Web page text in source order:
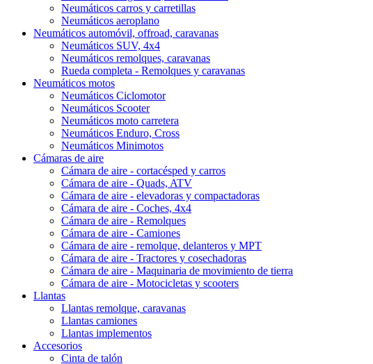
Neumáticos carros y carretillas
Neumáticos aeroplano
Neumáticos automóvil, offroad, caravanas
Neumáticos SUV, 4x4
Neumáticos remolques, caravanas
Rueda completa - Remolques y caravanas
Neumáticos motos
Neumáticos Ciclomotor
Neumáticos Scooter
Neumáticos moto carretera
Neumáticos Enduro, Cross
Neumáticos Minimotos
Cámaras de aire
Cámara de aire - cortacésped y carros
Cámara de aire - Quads, ATV
Cámara de aire - elevadoras y compactadoras
Cámara de aire - Coches, 4x4
Cámara de aire - Remolques
Cámara de aire - Camiones
Cámara de aire - remolque, delanteros y MPT
Cámara de aire - Tractores y cosechadoras
Cámara de aire - Maquinaria de movimiento de tierra
Cámara de aire - Motocicletas y scooters
Llantas
Llantas remolque, caravanas
Llantas camiones
Llantas implementos
Accesorios
Cinta de talón